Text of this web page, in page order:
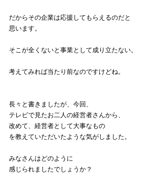
だからその企業は応援してもらえるのだと
思います。
そこが全くないと事業として成り立たない。
考えてみれば当たり前なのですけどね。
長々と書きましたが、今回、
テレビで見たお二人の経営者さんから、
改めて、経営者として大事なもの
を教えていただいたような気がしました。
みなさんはどのように
感じられましたでしょうか？